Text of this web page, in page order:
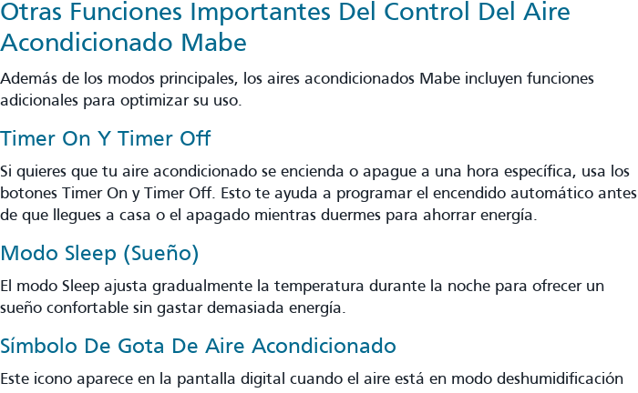
Otras Funciones Importantes Del Control Del Aire
Acondicionado Mabe
Además de los modos principales, los aires acondicionados Mabe incluyen funciones
adicionales para optimizar su uso.
Timer On Y Timer Off
Si quieres que tu aire acondicionado se encienda o apague a una hora específica, usa los
botones Timer On y Timer Off. Esto te ayuda a programar el encendido automático antes
de que llegues a casa o el apagado mientras duermes para ahorrar energía.
Modo Sleep (Sueño)
El modo Sleep ajusta gradualmente la temperatura durante la noche para ofrecer un
sueño confortable sin gastar demasiada energía.
Símbolo De Gota De Aire Acondicionado
Este icono aparece en la pantalla digital cuando el aire está en modo deshumidificación